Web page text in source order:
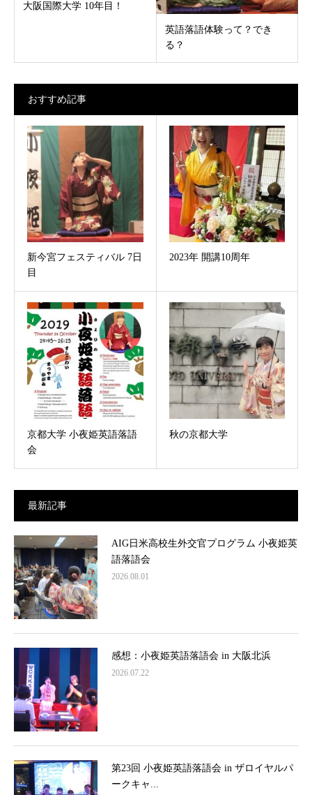
大阪国際大学 10年目！
英語落語体験って？でき
る？
おすすめ記事
新今宮フェスティバル 7日
目
2023年 開講10周年
京都大学 小夜姫英語落語
会
秋の京都大学
最新記事
AIG日米高校生外交官プログラム 小夜姫英
語落語会
2026.08.01
感想：小夜姫英語落語会 in 大阪北浜
2026.07.22
第23回 小夜姫英語落語会 in ザロイヤルパ
ークキャ...